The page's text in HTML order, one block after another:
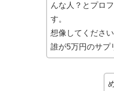
んな人？とプロ
す。
想像してください
誰が5万円のサプ